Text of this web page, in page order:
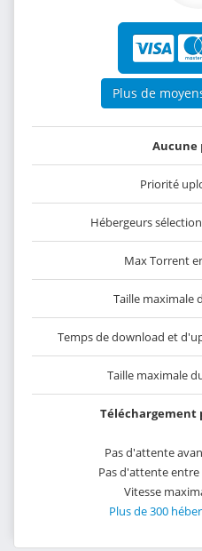
Plus de
Aucune
Priorité
Hébergeurs
Max Torrent
Taille maximale
Temps de download et
Taille maximale
Pas d'attente
Pas d'attente
Vitesse
Plus de 300